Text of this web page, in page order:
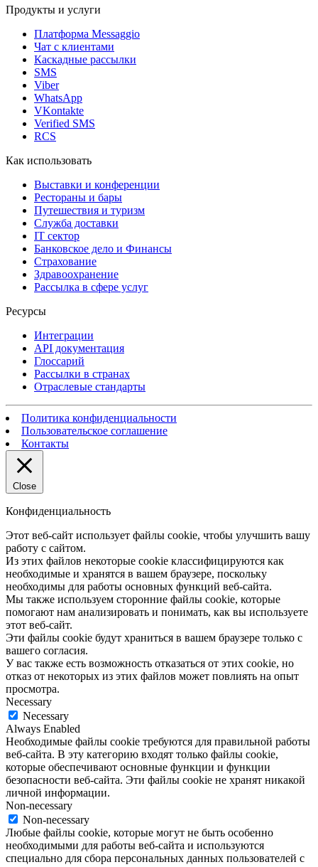
Продукты и услуги
Платформа Messaggio
Чат с клиентами
Каскадные рассылки
SMS
Viber
WhatsApp
VKontakte
Verified SMS
RCS
Как использовать
Выставки и конференции
Рестораны и бары
Путешествия и туризм
Служба доставки
IT сектор
Банковское дело и Финансы
Страхование
Здравоохранение
Рассылка в сфере услуг
Ресурсы
Интеграции
API документация
Глоссарий
Рассылки в странах
Отраслевые стандарты
Политика конфиденциальности
Пользовательское соглашение
Контакты
Close
Конфиденциальность
Этот веб-сайт использует файлы cookie, чтобы улучшить вашу
работу с сайтом.
Из этих файлов некоторые cookie классифицируются как
необходимые и хранятся в вашем браузере, поскольку
необходимы для работы основных функций веб-сайта.
Мы также используем сторонние файлы cookie, которые
помогают нам анализировать и понимать, как вы используете
этот веб-сайт.
Эти файлы cookie будут храниться в вашем браузере только с
вашего согласия.
У вас также есть возможность отказаться от этих cookie, но
отказ от некоторых из этих файлов может повлиять на опыт
просмотра.
Necessary
Necessary
Always Enabled
Необходимые файлы cookie требуются для правильной работы
веб-сайта. В эту категорию входят только файлы cookie,
которые обеспечивают основные функции и функции
безопасности веб-сайта. Эти файлы cookie не хранят никакой
личной информации.
Non-necessary
Non-necessary
Любые файлы cookie, которые могут не быть особенно
необходимыми для работы веб-сайта и используются
специально для сбора персональных данных пользователей с